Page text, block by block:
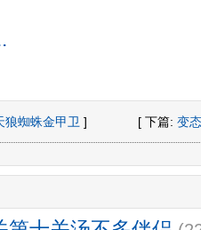
狼蜘蛛金甲卫 ] [ 下篇: 变